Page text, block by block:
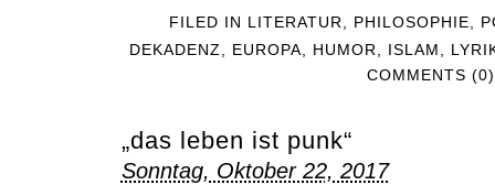
FILED IN LITERATUR PHILOSOPHIE
DEKADENZ
EUROPA HUMOR ISLAM
COMMENTS (0)
„das leben ist punk“
Sonntag, Oktober 22, 2017